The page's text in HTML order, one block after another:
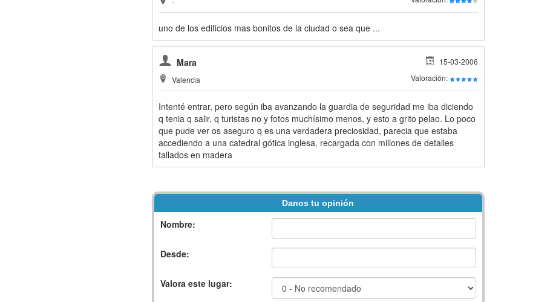
uno de los edificios mas bonitos de la ciudad o sea que ...
Mara
Valencia
15-03-2006
Valoración:
Intenté entrar, pero según iba avanzando la guardia de seguridad me iba diciendo
q tenia q salir, q turistas no y fotos muchísimo menos, y esto a grito pelao. Lo poco
que pude ver os aseguro q es una verdadera preciosidad, parecia que estaba
accediendo a una catedral gótica inglesa, recargada con millones de detalles
tallados en madera
Danos tu opinión
Nombre:
Desde:
Valora este lugar: